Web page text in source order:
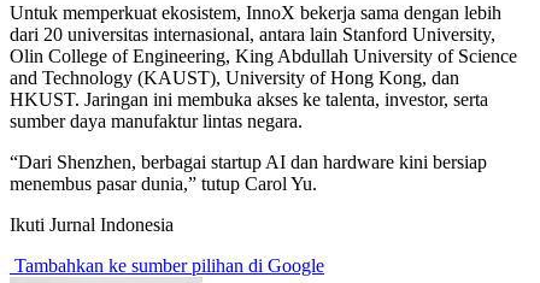
Untuk memperkuat ekosistem, InnoX bekerja sama dengan lebih
dari 20 universitas internasional, antara lain Stanford University,
Olin College of Engineering, King Abdullah University of Science
and Technology (KAUST), University of Hong Kong, dan
HKUST. Jaringan ini membuka akses ke talenta, investor, serta
sumber daya manufaktur lintas negara.
“Dari Shenzhen, berbagai startup AI dan hardware kini bersiap
menembus pasar dunia,” tutup Carol Yu.
Ikuti Jurnal Indonesia
Tambahkan ke sumber pilihan di Google